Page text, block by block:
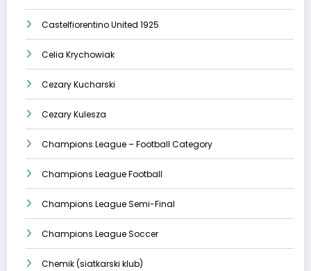
Castelfiorentino United 1925
Celia Krychowiak
Cezary Kucharski
Cezary Kulesza
Champions League – Football Category
Champions League Football
Champions League Semi-Final
Champions League Soccer
Chemik (siatkarski klub)